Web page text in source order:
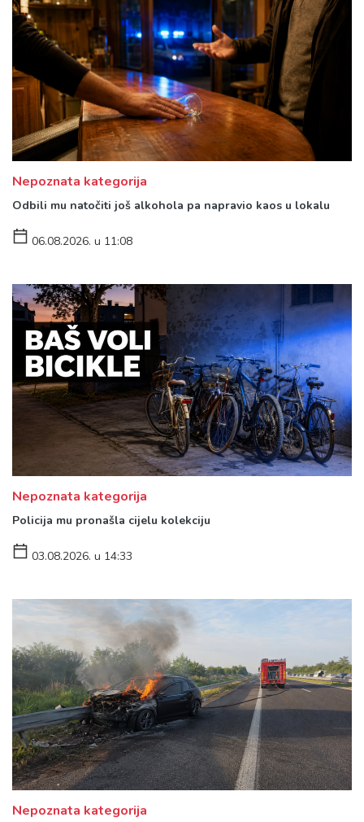
Nepoznata kategorija
Odbili mu natočiti još alkohola pa napravio kaos u lokalu
06.08.2026. u 11:08
Nepoznata kategorija
Policija mu pronašla cijelu kolekciju
03.08.2026. u 14:33
Nepoznata kategorija